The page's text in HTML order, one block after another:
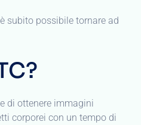
subito possibile tornare ad
di ottenere immagini
corporei con un tempo di